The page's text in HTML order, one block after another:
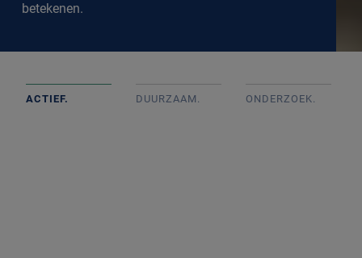
betekenen.
ACTIEF. DUURZAAM. ONDERZOEK.